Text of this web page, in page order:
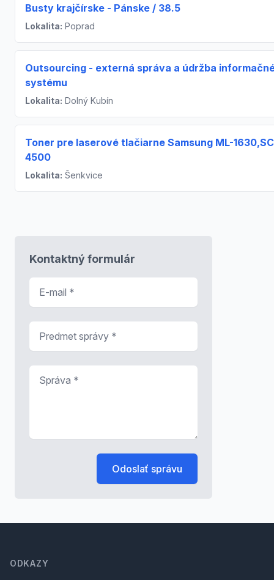
Busty krajčírske - Pánske / 38.5
Lokalita: Poprad
Outsourcing - externá správa a údržba
systému
Lokalita: Dolný Kubín
Toner pre laserové tlačiarne Samsung ML-
4500
Lokalita: Šenkvice
Kontaktný formulár
Odoslať správu
ODKAZY